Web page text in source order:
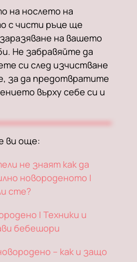
на нослето на
с чисти ръце ще
на вашето
Не забравяйте да
си след изчистване
за да предотвратите
върху себе си и
ви още:
не знаят как да
новороденото |
сте?
| Техники и
бебешори
– как и защо